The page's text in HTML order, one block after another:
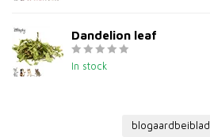
Dandelion leaf
In stock
blogaardbeiblad